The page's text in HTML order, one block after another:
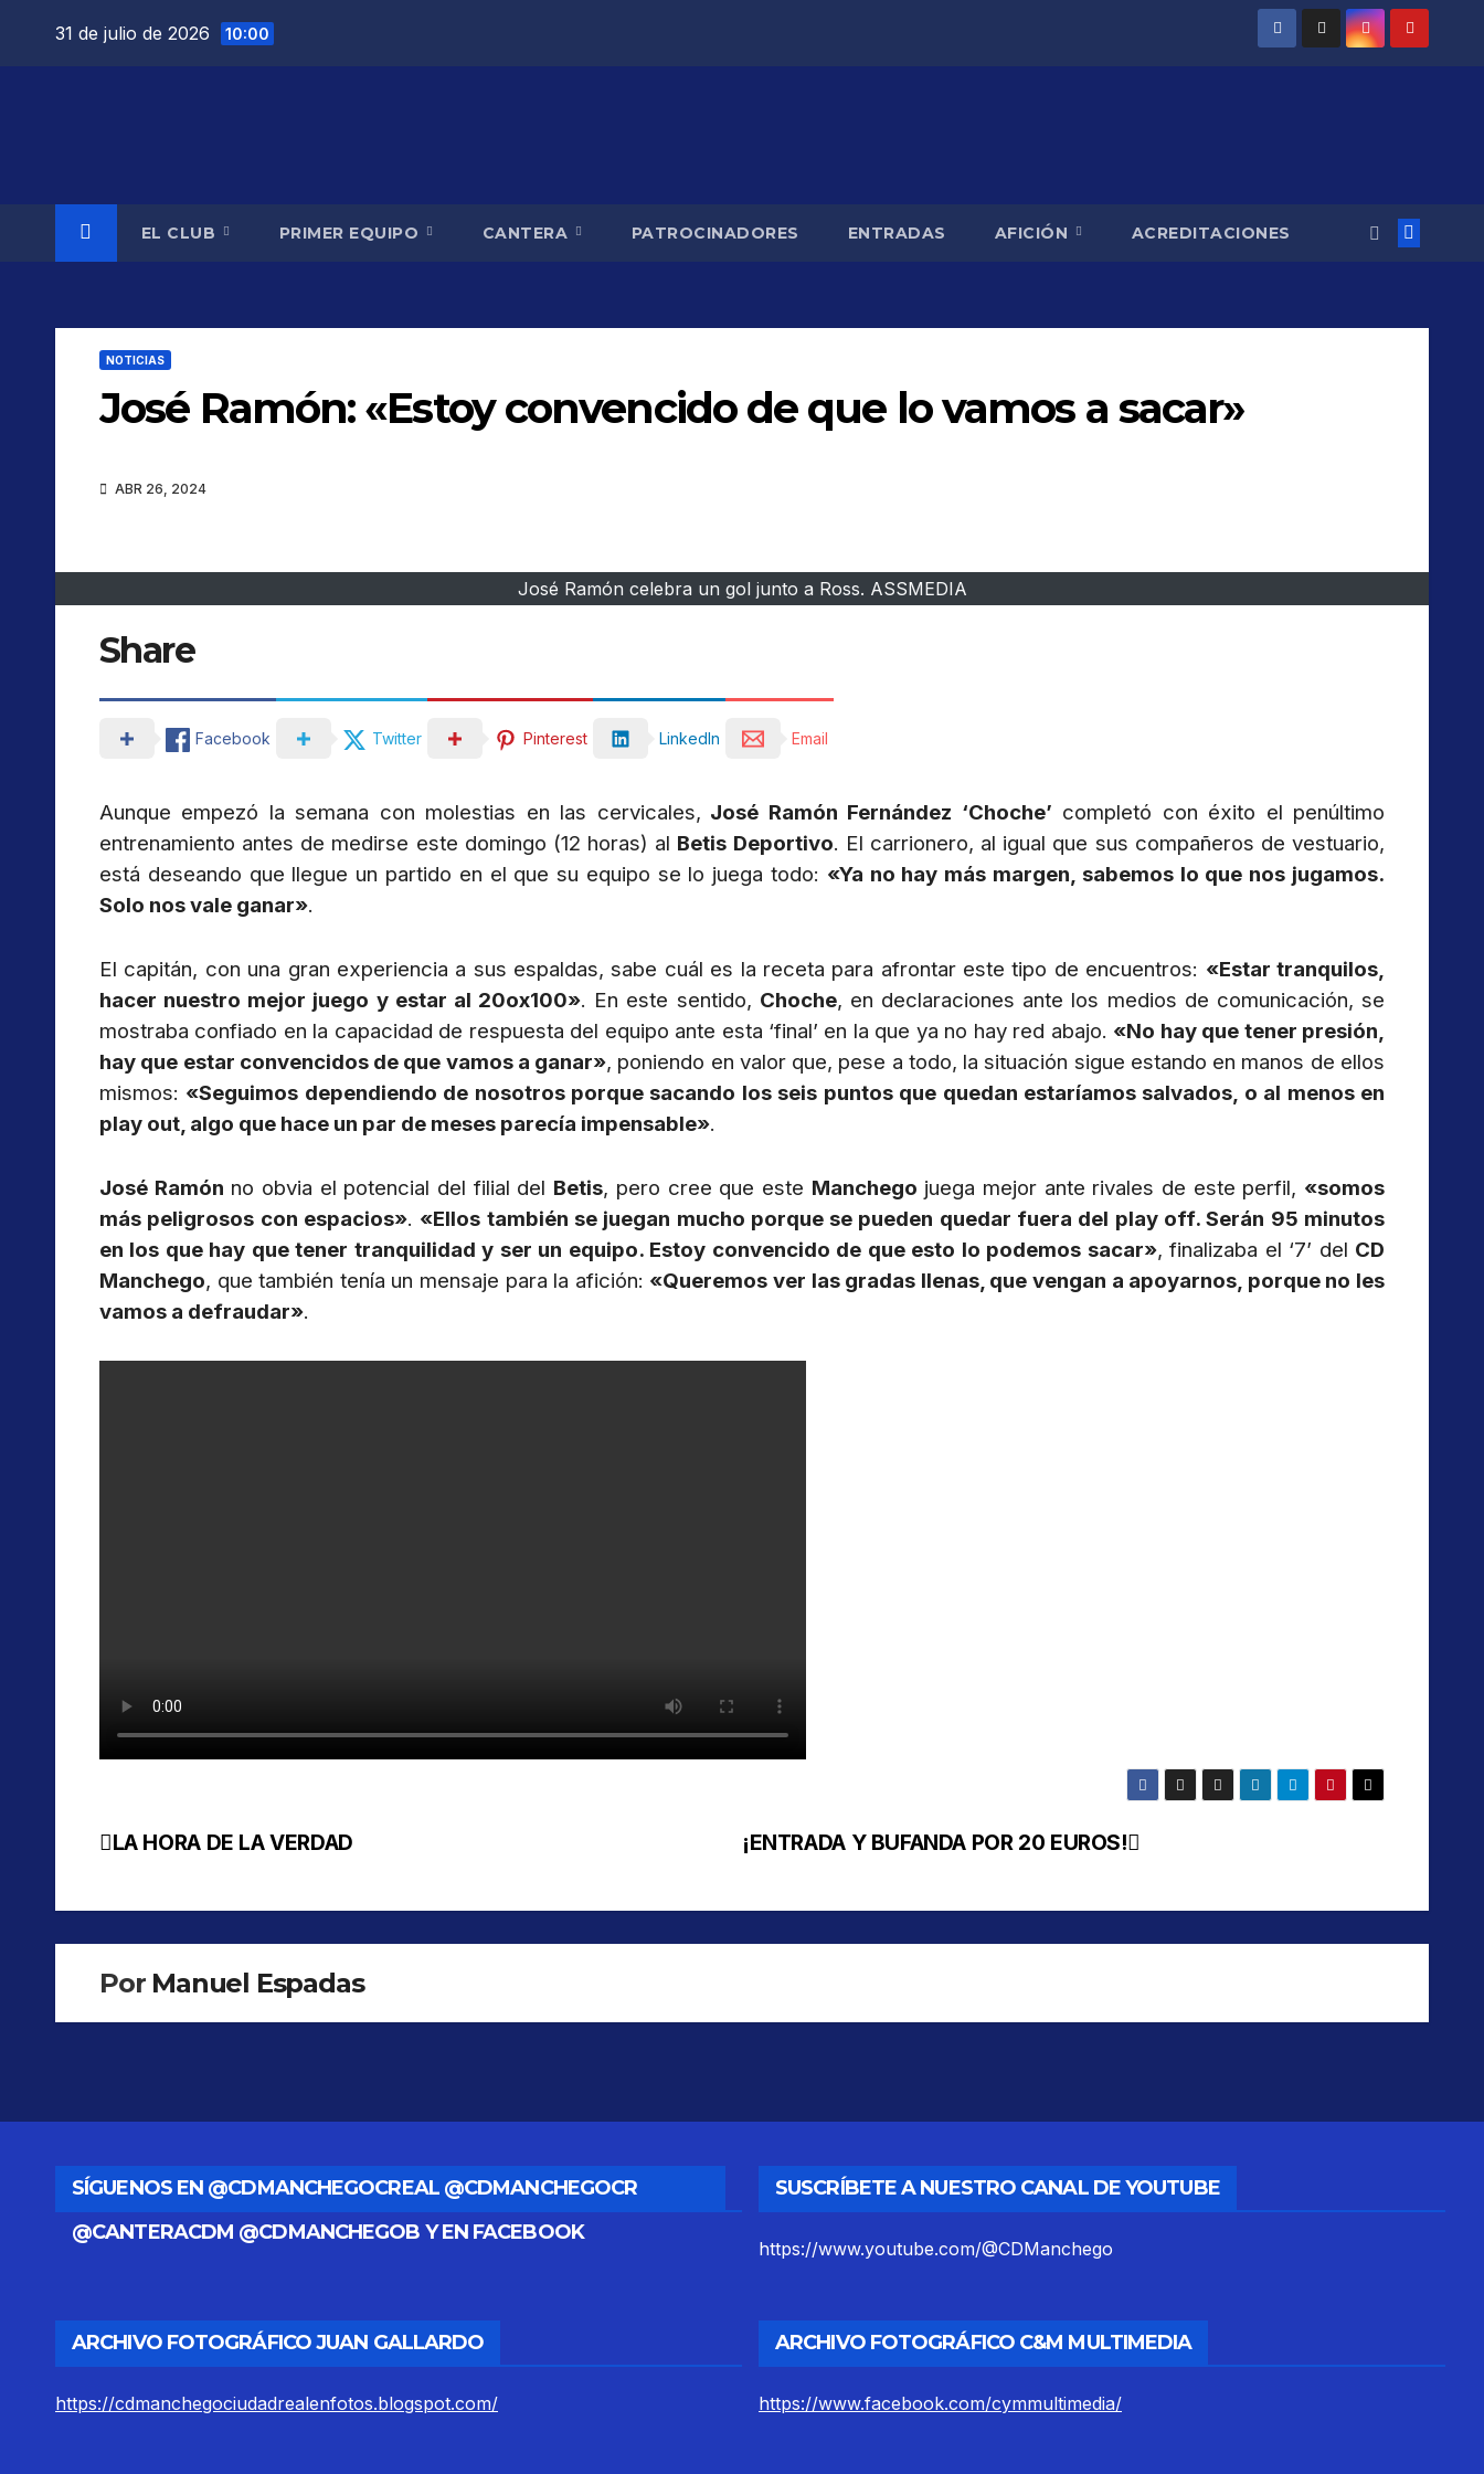
31 de julio de 2026 10:00
EL CLUB PRIMER EQUIPO CANTERA PATROCINADORES ENTRADAS AFICIÓN ACREDITACIONES
NOTICIAS
José Ramón: «Estoy convencido de que lo vamos a sacar»
ABR 26, 2024
José Ramón celebra un gol junto a Ross. ASSMEDIA
Share
Facebook Twitter Pinterest LinkedIn Email
Aunque empezó la semana con molestias en las cervicales, José Ramón Fernández ‘Choche’ completó con éxito el penúltimo
entrenamiento antes de medirse este domingo (12 horas) al Betis Deportivo. El carrionero, al igual que sus compañeros de vestuario,
está deseando que llegue un partido en el que su equipo se lo juega todo: «Ya no hay más margen, sabemos lo que nos jugamos.
Solo nos vale ganar».
El capitán, con una gran experiencia a sus espaldas, sabe cuál es la receta para afrontar este tipo de encuentros: «Estar tranquilos,
hacer nuestro mejor juego y estar al 20ox100». En este sentido, Choche, en declaraciones ante los medios de comunicación, se
mostraba confiado en la capacidad de respuesta del equipo ante esta ‘final’ en la que ya no hay red abajo. «No hay que tener presión,
hay que estar convencidos de que vamos a ganar», poniendo en valor que, pese a todo, la situación sigue estando en manos de ellos
mismos: «Seguimos dependiendo de nosotros porque sacando los seis puntos que quedan estaríamos salvados, o al menos en
play out, algo que hace un par de meses parecía impensable».
José Ramón no obvia el potencial del filial del Betis, pero cree que este Manchego juega mejor ante rivales de este perfil, «somos
más peligrosos con espacios». «Ellos también se juegan mucho porque se pueden quedar fuera del play off. Serán 95 minutos
en los que hay que tener tranquilidad y ser un equipo. Estoy convencido de que esto lo podemos sacar», finalizaba el ‘7’ del CD
Manchego, que también tenía un mensaje para la afición: «Queremos ver las gradas llenas, que vengan a apoyarnos, porque no les
vamos a defraudar».
Navegación
entradas
¡ENTRADA Y BUFANDA POR 20 EUROS!
LA HORA DE LA VERDAD
Por Manuel Espadas
SÍGUENOS EN @CDMANCHEGOCREAL @CDMANCHEGOCR
@CANTERACDM @CDMANCHEGOB Y EN FACEBOOK
SUSCRÍBETE A NUESTRO CANAL DE YOUTUBE
https://www.youtube.com/@CDManchego
ARCHIVO FOTOGRÁFICO JUAN GALLARDO
https://cdmanchegociudadrealenfotos.blogspot.com/
ARCHIVO FOTOGRÁFICO C&M MULTIMEDIA
https://www.facebook.com/cymmultimedia/